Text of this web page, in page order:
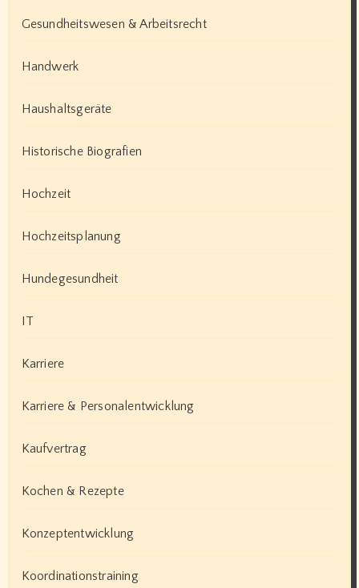
Gesundheitswesen & Arbeitsrecht
Handwerk
Haushaltsgeräte
Historische Biografien
Hochzeit
Hochzeitsplanung
Hundegesundheit
IT
Karriere
Karriere & Personalentwicklung
Kaufvertrag
Kochen & Rezepte
Konzeptentwicklung
Koordinationstraining